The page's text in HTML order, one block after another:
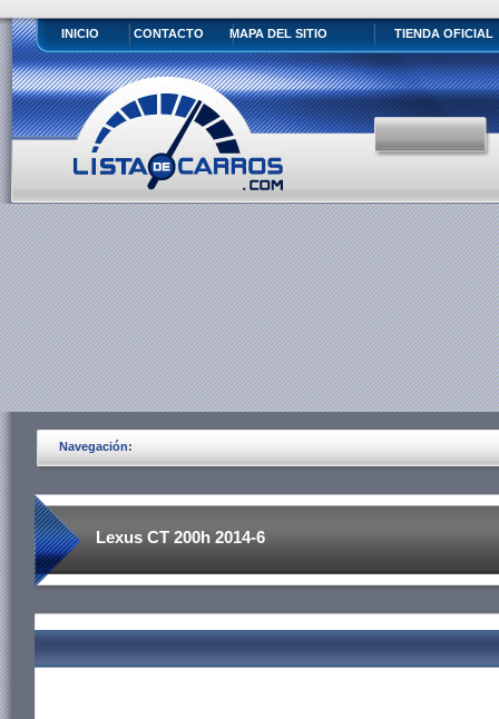
INICIO CONTACTO MAPA DEL SITIO TIENDA OFICIAL
Navegación:
Lexus CT 200h 2014-6